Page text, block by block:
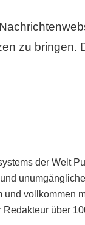
zu bringen.
der Welt
vollkommen
über